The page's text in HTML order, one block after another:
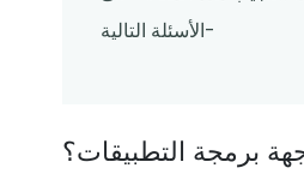
الأسئلة التالية-
برمجة التطبيقات؟